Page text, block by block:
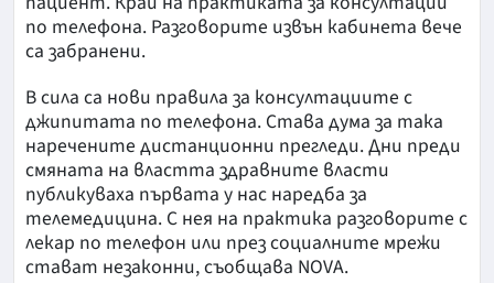
по телефона. Разговорите извън кабинета вече
са забранени.
В сила са нови правила за консултациите с
джипитата по телефона. Става дума за така
наречените дистанционни прегледи. Дни преди
смяната на властта здравните власти
публикуваха първата у нас наредба за
телемедицина. С нея на практика разговорите с
лекар по телефон или през социалните мрежи
стават незаконни, съобщава NOVA.